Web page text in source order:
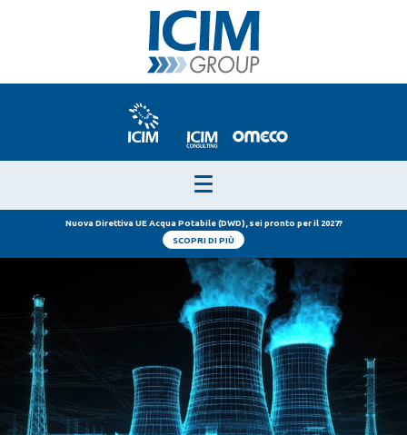
Nuova Direttiva UE Acqua Potabile (DWD), sei pronto per il 2027?
SCOPRI DI PIÙ